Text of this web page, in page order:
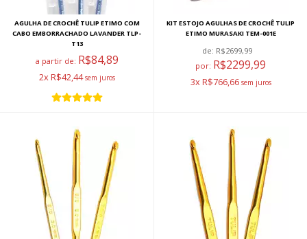
AGULHA DE CROCHÊ TULIP ETIMO COM
CABO EMBORRACHADO LAVANDER TLP-
T13
a partir de: R$84,89
2x R$42,44
KIT ESTOJO AGULHAS DE CROCHÊ TULIP
ETIMO MURASAKI TEM-001E
de: R$2699,99
por: R$2299,99
3x R$766,66